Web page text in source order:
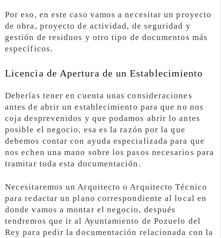
Por eso, en este caso vamos a necesitar un proyecto
de obra, proyecto de actividad, de seguridad y
gestión de residuos y otro tipo de documentos más
específicos.
Licencia de Apertura de un Establecimiento
Deberías tener en cuenta unas consideraciones
antes de abrir un establecimiento para que no nos
coja desprevenidos y que podamos abrir lo antes
posible el negocio, esa es la razón por la que
debemos contar con ayuda especializada para que
nos echen una mano sobre los pasos necesarios para
tramitar toda esta documentación.
Necesitaremos un Arquitecto o Arquitecto Técnico
para redactar un plano correspondiente al local en
donde vamos a montar el negocio, después
tendremos que ir al Ayuntamiento de Pozuelo del
Rey para pedir la documentación relacionada con la